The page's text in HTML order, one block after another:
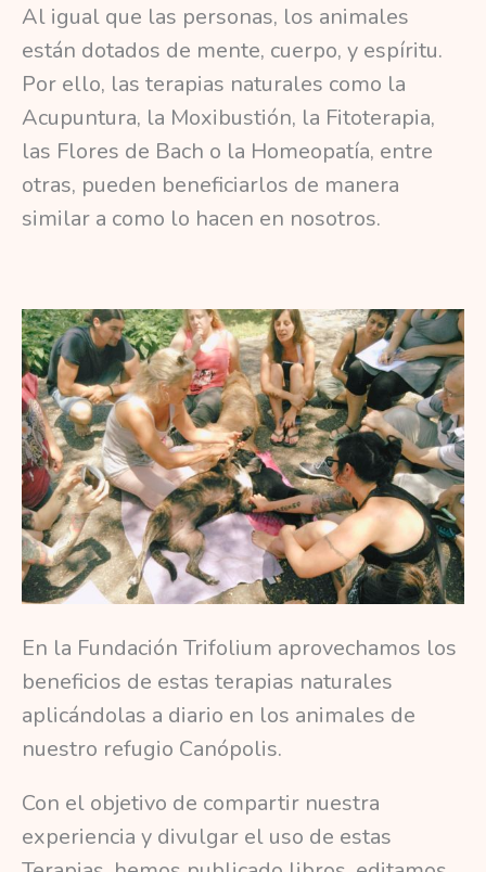
Al igual que las personas, los animales
están dotados de mente, cuerpo, y espíritu.
Por ello, las terapias naturales como la
Acupuntura, la Moxibustión, la Fitoterapia,
las Flores de Bach o la Homeopatía, entre
otras, pueden beneficiarlos de manera
similar a como lo hacen en nosotros.
En la Fundación Trifolium aprovechamos los
beneficios de estas terapias naturales
aplicándolas a diario en los animales de
nuestro refugio Canópolis.
Con el objetivo de compartir nuestra
experiencia y divulgar el uso de estas